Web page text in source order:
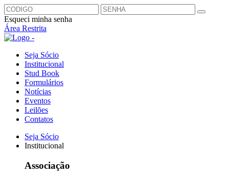
Esqueci minha senha
Área Restrita
Seja Sócio
Institucional
Stud Book
Formulários
Notícias
Eventos
Leilões
Contatos
Seja Sócio
Institucional
Associação